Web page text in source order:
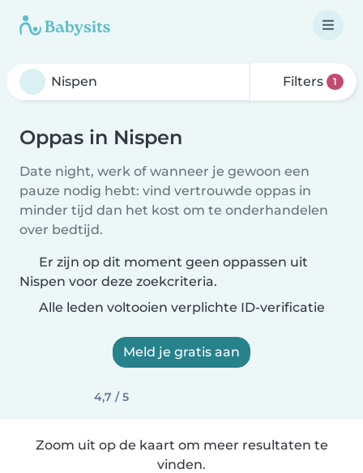
Filters 1
Oppas in Nispen
Date night, werk of wanneer je gewoon een
pauze nodig hebt: vind vertrouwde oppas in
minder tijd dan het kost om te onderhandelen
over bedtijd.
Er zijn op dit moment geen oppassen uit
Nispen voor deze zoekcriteria.
Alle leden voltooien verplichte ID-verificatie
Meld je gratis aan
4,7 / 5
Zoom uit op de kaart om meer resultaten te
vinden.